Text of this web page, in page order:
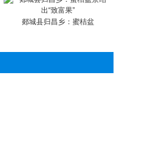
郯城县归昌乡：蜜桔盆